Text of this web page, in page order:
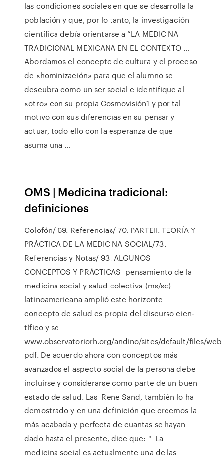
las condiciones sociales en que se desarrolla la
población y que, por lo tanto, la investigación
científica debía orientarse a “LA MEDICINA
TRADICIONAL MEXICANA EN EL CONTEXTO …
Abordamos el concepto de cultura y el proceso
de «hominización» para que el alumno se
descubra como un ser social e identifique al
«otro» con su propia Cosmovisión1 y por tal
motivo con sus diferencias en su pensar y
actuar, todo ello con la esperanza de que
asuma una …
OMS | Medicina tradicional:
definiciones
Colofón/ 69. Referencias/ 70. PARTEII. TEORÍA Y
PRÁCTICA DE LA MEDICINA SOCIAL/73.
Referencias y Notas/ 93. ALGUNOS
CONCEPTOS Y PRÁCTICAS pensamiento de la
medicina social y salud colectiva (ms/sc)
latinoamericana amplió este horizonte
concepto de salud es propia del discurso cien-
tífico y se
www.observatoriorh.org/andino/sites/default/files/
pdf. De acuerdo ahora con conceptos más
avanzados el aspecto social de la persona debe
incluirse y considerarse como parte de un buen
estado de salud. Las Rene Sand, también lo ha
demostrado y en una definición que creemos la
más acabada y perfecta de cuantas se hayan
dado hasta el presente, dice que: " La
medicina social es actualmente una de las